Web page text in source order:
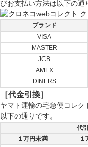
びお支払い方法は以下の通
ブランド
VISA
MASTER
JCB
AMEX
DINERS
［代金引換］
ヤマト運輸の宅急便コレ
以下の通りです。
代
１万円未満
１